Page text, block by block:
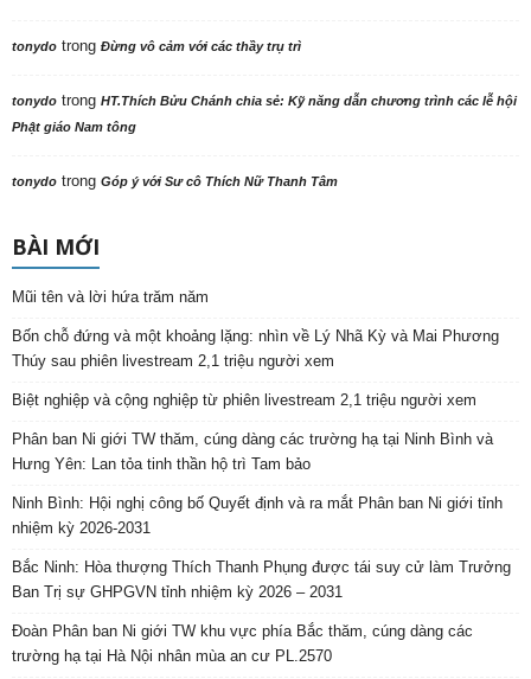
tonydo trong Đừng vô cảm với các thầy trụ trì
tonydo trong HT.Thích Bửu Chánh chia sẻ: Kỹ năng dẫn chương trình các lễ hội
Phật giáo Nam tông
tonydo trong Góp ý với Sư cô Thích Nữ Thanh Tâm
BÀI MỚI
Mũi tên và lời hứa trăm năm
Bốn chỗ đứng và một khoảng lặng: nhìn về Lý Nhã Kỳ và Mai Phương
Thúy sau phiên livestream 2,1 triệu người xem
Biệt nghiệp và cộng nghiệp từ phiên livestream 2,1 triệu người xem
Phân ban Ni giới TW thăm, cúng dàng các trường hạ tại Ninh Bình và
Hưng Yên: Lan tỏa tinh thần hộ trì Tam bảo
Ninh Bình: Hội nghị công bố Quyết định và ra mắt Phân ban Ni giới tỉnh
nhiệm kỳ 2026-2031
Bắc Ninh: Hòa thượng Thích Thanh Phụng được tái suy cử làm Trưởng
Ban Trị sự GHPGVN tỉnh nhiệm kỳ 2026 – 2031
Đoàn Phân ban Ni giới TW khu vực phía Bắc thăm, cúng dàng các
trường hạ tại Hà Nội nhân mùa an cư PL.2570